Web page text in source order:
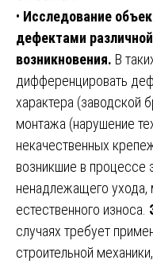
• Исследование
дефектами
возникновения. В
дифференцировать
характера (заводской
монтажа (нарушение
некачественных
возникшие в процессе
ненадлежащего ухода,
естественного износа.
случаях требует
строительной